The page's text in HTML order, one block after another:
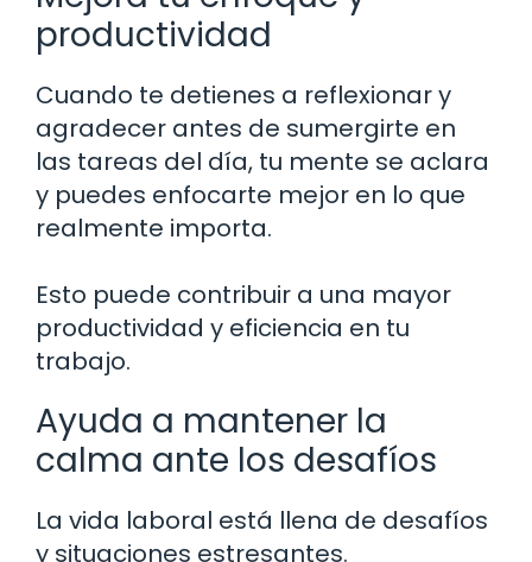
productividad
Cuando te detienes a reflexionar y
agradecer antes de sumergirte en
las tareas del día, tu mente se aclara
y puedes enfocarte mejor en lo que
realmente importa.
Esto puede contribuir a una mayor
productividad y eficiencia en tu
trabajo.
Ayuda a mantener la
calma ante los desafíos
La vida laboral está llena de desafíos
y situaciones estresantes.